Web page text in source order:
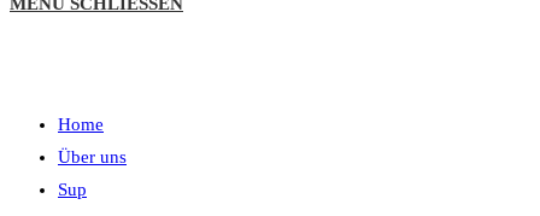
Home
Über uns
Sup